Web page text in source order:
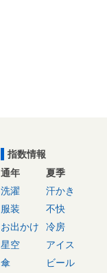
指数情報
通年
洗濯
服装
お出かけ
星空
傘
夏季
汗かき
不快
冷房
アイス
ビール